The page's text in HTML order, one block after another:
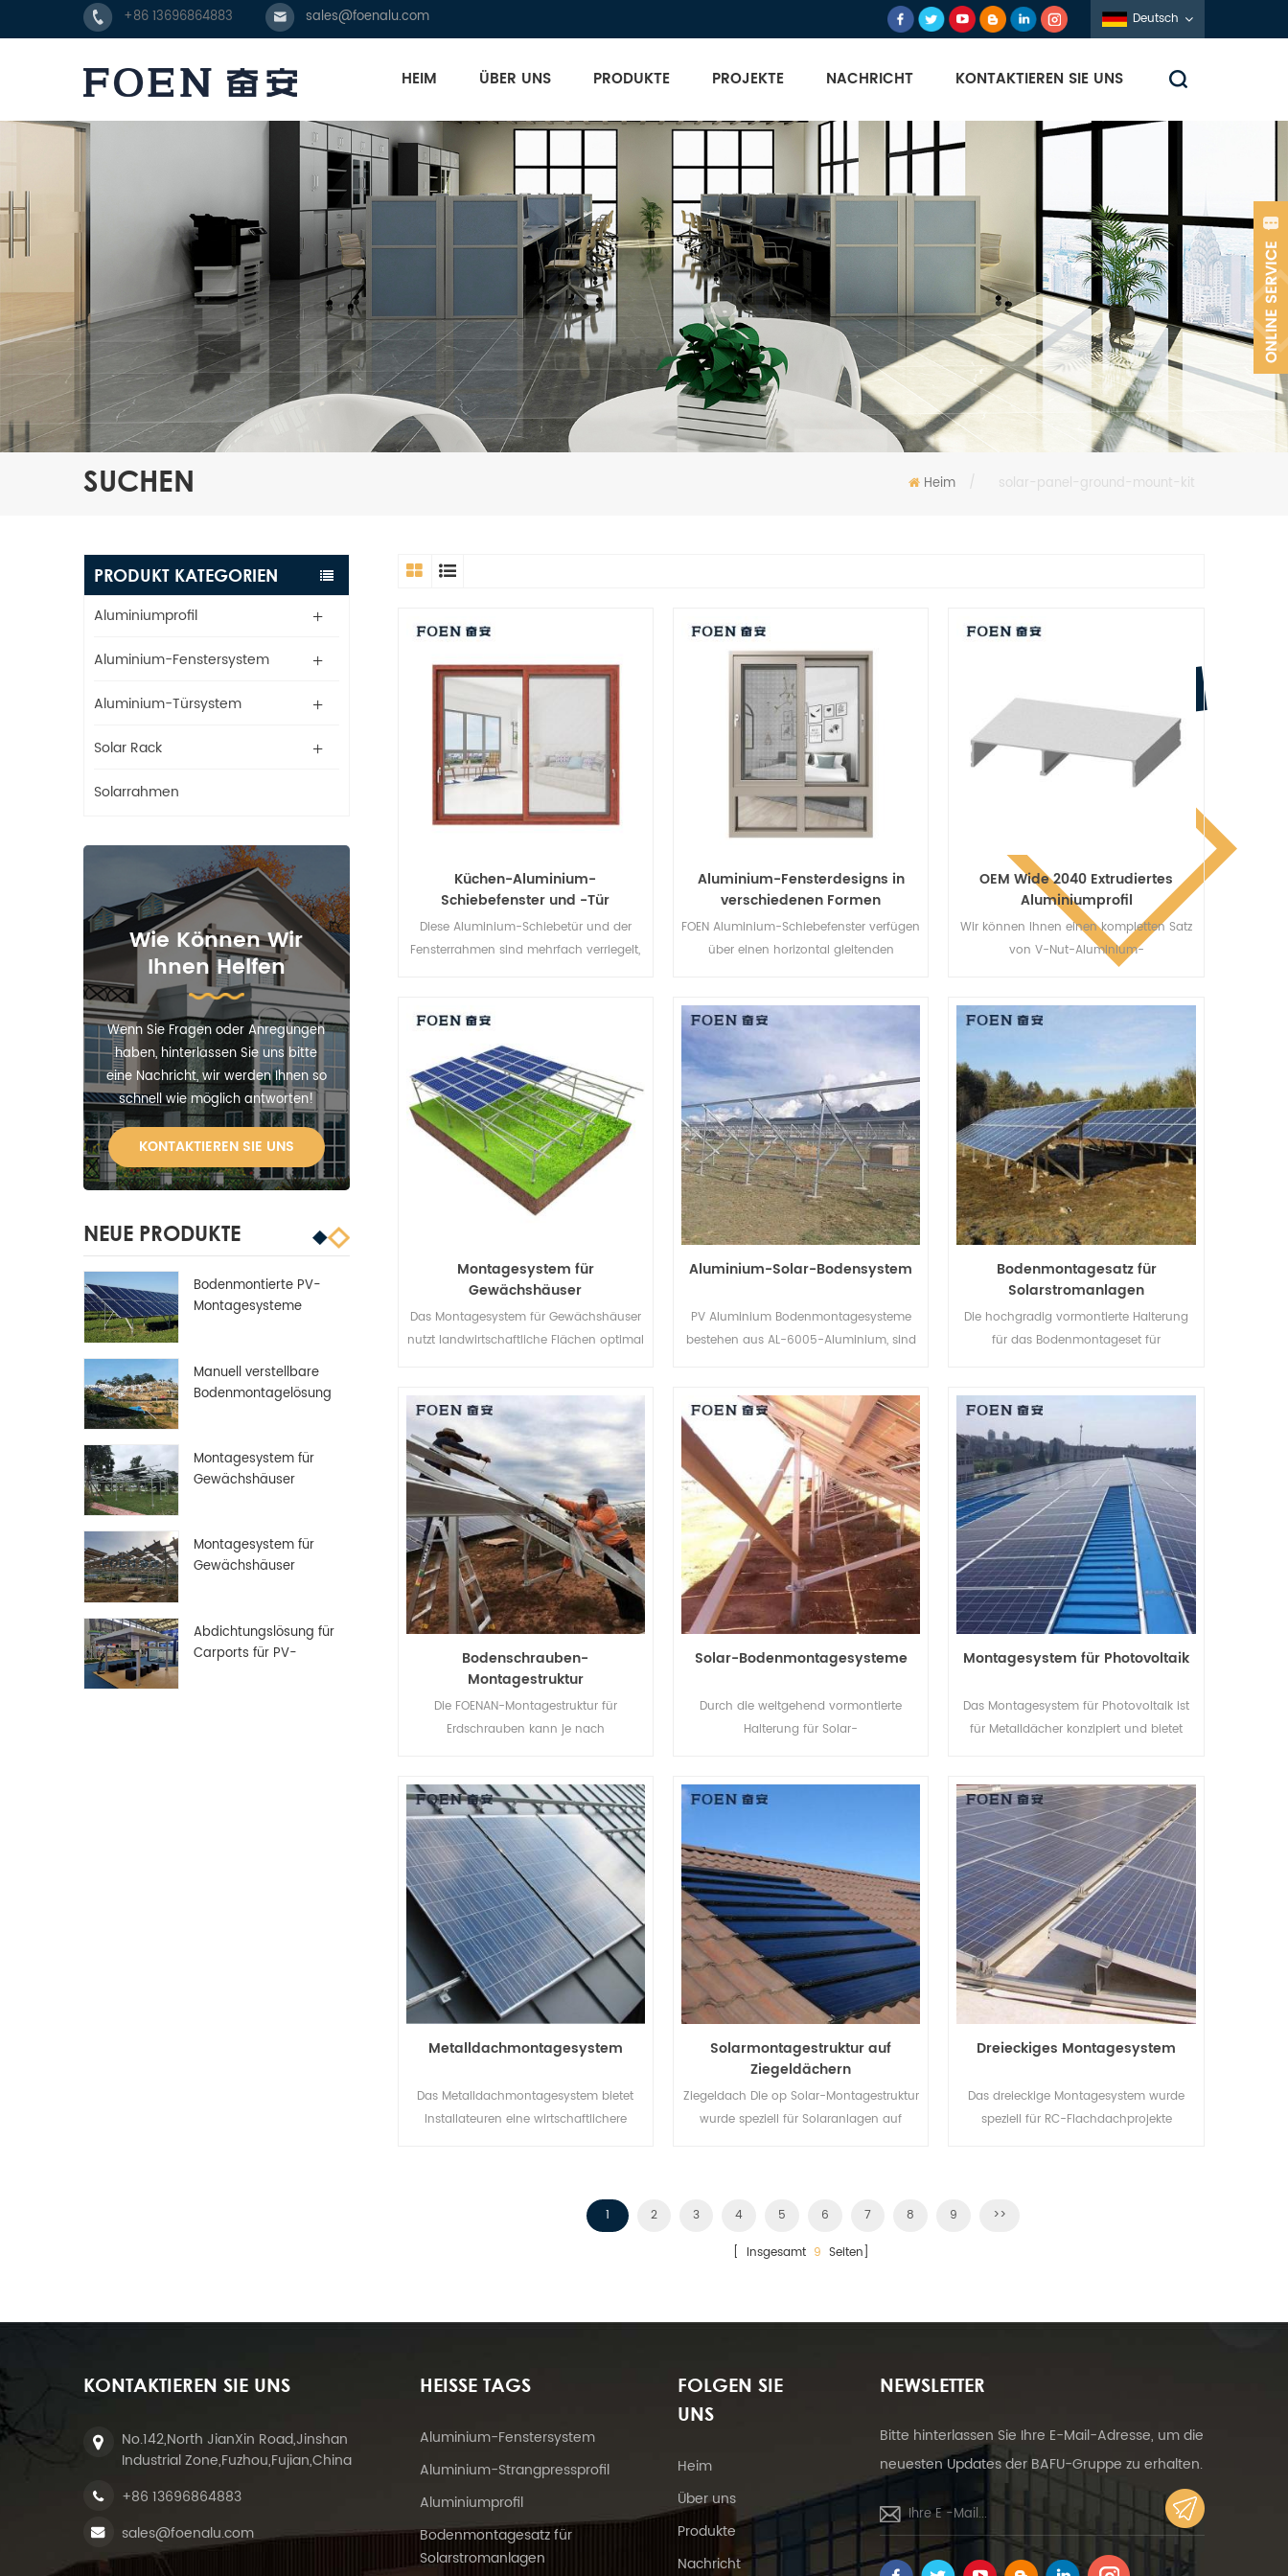
+86 13696864883 sales@foenalu.com Deutsch
HEIM ÜBER UNS PRODUKTE PROJEKTE NACHRICHT KONTAKTIEREN SIE UNS
SUCHEN Heim / solar-panel-ground-mount-kit
PRODUKT KATEGORIEN
Aluminiumprofil
Aluminium-Fenstersystem
Aluminium-Türsystem
Solar Rack
Solarrahmen
Wie Können Wir
Ihnen Helfen
Wenn Sie Fragen oder Anregungen
haben, hinterlassen Sie uns bitte
eine Nachricht, wir werden Ihnen so
schnell wie möglich antworten!
KONTAKTIEREN SIE UNS
NEUE PRODUKTE
Bodenmontierte PV-
Montagesysteme
Manuell verstellbare
Bodenmontagelösung
Montagesystem für
Gewächshäuser
Montagesystem für
Gewächshäuser
Abdichtungslösung für
Carports für PV-
Küchen-Aluminium-
Schiebefenster und -Tür
Diese Aluminium-Schiebetür und der
Fensterrahmen sind mehrfach verriegelt,
Verschiedene Türtypen für
unterschiedliche architektonische
Anforderungen
Aluminium-Fensterdesigns in
verschiedenen Formen
FOEN Aluminium-Schiebefenster verfügen
über einen horizontal gleitenden
ermöglicht. Da sich der Flügel nicht nach
außen öffnet, eignen sie sich
hervorragend für Räume mit Blick auf
Gehwege, Veranden oder Terrassen. Es
handelt sich um unser vollständig
anpassbares Schiebefenster.
OEM Wide 2040 Extrudiertes
Aluminiumprofil
Wir können Ihnen einen kompletten Satz
von V-Nut-Aluminium-
Aluminiumprofilzubehör anbieten.
Montagesystem für
Gewächshäuser
Das Montagesystem für Gewächshäuser
nutzt landwirtschaftliche Flächen optimal
sauberere Zukunft beschert.
Aluminium-Solar-Bodensystem
PV Aluminium Bodenmontagesysteme
bestehen aus AL-6005-Aluminium, sind
auf.
Bodenmontagesatz für
Solarstromanlagen
Die hochgradig vormontierte Halterung
für das Bodenmontageset für
Installationszeit zu verkürzen.
Bodenschrauben-
Montagestruktur
Die FOENAN-Montagestruktur für
Erdschrauben kann je nach
Solar-Bodenmontagesysteme
Durch die weitgehend vormontierte
Halterung für Solar-
Installationszeit verkürzen.
Montagesystem für Photovoltaik
Das Montagesystem für Photovoltaik ist
für Metalldächer konzipiert und bietet
Metalldachmontagesystem
Das Metalldachmontagesystem bietet
Installateuren eine wirtschaftlichere
Solarmontagestruktur auf
Ziegeldächern
Ziegeldach Die op Solar-Montagestruktur
wurde speziell für Solaranlagen auf
Dreieckiges Montagesystem
Das dreieckige Montagesystem wurde
speziell für RC-Flachdachprojekte
1 2 3 4 5 6 7 8 9 >>
[ Insgesamt 9 Seiten]
KONTAKTIEREN SIE UNS
No.142,North JianXin Road,Jinshan
Industrial Zone,Fuzhou,Fujian,China
+86 13696864883
sales@foenalu.com
HEISSE TAGS
Aluminium-Fenstersystem
Aluminium-Strangpressprofil
Aluminiumprofil
Bodenmontagesatz für
Solarstromanlagen
FOLGEN SIE
UNS
Heim
Über uns
Produkte
Nachricht
NEWSLETTER
Bitte hinterlassen Sie Ihre E-Mail-Adresse, um die
neuesten Updates der BAFU-Gruppe zu erhalten.